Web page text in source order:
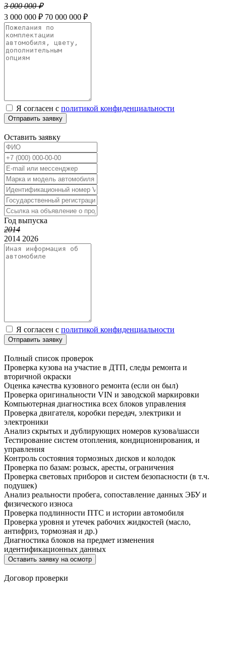
3 000 000 ₽
3 000 000 ₽ 70 000 000 ₽
Я согласен с политикой конфиденциальности
Отправить заявку
Оставить заявку
Год выпуска
2014
2014 2026
Я согласен с политикой конфиденциальности
Отправить заявку
Полный список проверок
Проверка кузова на участие в ДТП, следы ремонта и
вторичной окраски
Оценка качества кузовного ремонта (если он был)
Проверка оригинальности VIN и заводской маркировки
Компьютерная диагностика всех блоков управления
Проверка двигателя, коробки передач, электрики и
электроники
Анализ скрытых и дублирующих номеров кузова/шасси
Тестирование систем отопления, кондиционирования, и
управления
Контроль состояния тормозных дисков и колодок
Проверка по базам: розыск, аресты, ограничения
Проверка световых приборов и систем безопасности (в т.ч.
подушек)
Анализ реальности пробега, сопоставление данных ЭБУ и
физического износа
Проверка подлинности ПТС и истории автомобиля
Проверка уровня и утечек рабочих жидкостей (масло,
антифриз, тормозная и др.)
Диагностика блоков на предмет изменения
идентификационных данных
Оставить заявку на осмотр
Договор проверки